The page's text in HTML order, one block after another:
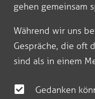
gehen gemeinsam
Während wir uns
Gespräche, die oft
sind als in einem
Gedanken